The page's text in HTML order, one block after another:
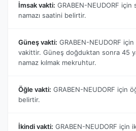
İmsak vakti: GRABEN-NEUDORF
namazı saatini belirtir.
Güneş vakti: GRABEN-NEUDORF
vakittir. Güneş doğduktan sonra 45
namaz kılmak mekruhtur.
Öğle vakti: GRABEN-NEUDORF için
belirtir.
İkindi vakti: GRABEN-NEUDORF için